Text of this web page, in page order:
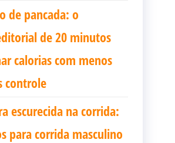
de pancada: o
de 20 minutos
calorias com menos
controle
escurecida na corrida:
para corrida masculino